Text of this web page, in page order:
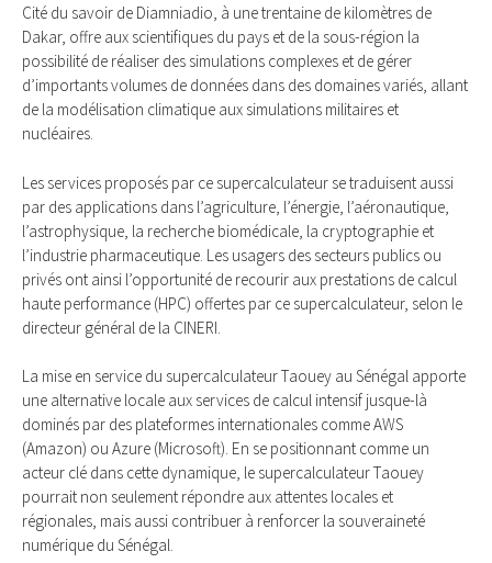
Cité du savoir de Diamniadio, à une trentaine de kilomètres de
Dakar, offre aux scientifiques du pays et de la sous-région la
possibilité de réaliser des simulations complexes et de gérer
d’importants volumes de données dans des domaines variés, allant
de la modélisation climatique aux simulations militaires et
nucléaires.
Les services proposés par ce supercalculateur se traduisent aussi
par des applications dans l’agriculture, l’énergie, l’aéronautique,
l’astrophysique, la recherche biomédicale, la cryptographie et
l’industrie pharmaceutique. Les usagers des secteurs publics ou
privés ont ainsi l’opportunité de recourir aux prestations de calcul
haute performance (HPC) offertes par ce supercalculateur, selon le
directeur général de la CINERI.
La mise en service du supercalculateur Taouey au Sénégal apporte
une alternative locale aux services de calcul intensif jusque-là
dominés par des plateformes internationales comme AWS
(Amazon) ou Azure (Microsoft). En se positionnant comme un
acteur clé dans cette dynamique, le supercalculateur Taouey
pourrait non seulement répondre aux attentes locales et
régionales, mais aussi contribuer à renforcer la souveraineté
numérique du Sénégal.